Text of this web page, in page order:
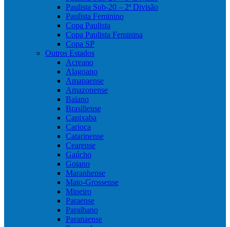
Paulista Sub-20 – 2ª Divisão
Paulista Feminino
Copa Paulista
Copa Paulista Feminina
Copa SP
Outros Estados
Acreano
Alagoano
Amapaense
Amazonense
Baiano
Brasiliense
Capixaba
Carioca
Catarinense
Cearense
Gaúcho
Goiano
Maranhense
Mato-Grossense
Mineiro
Paraense
Paraibano
Paranaense